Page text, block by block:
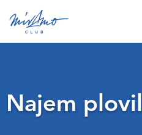
Najem plovil